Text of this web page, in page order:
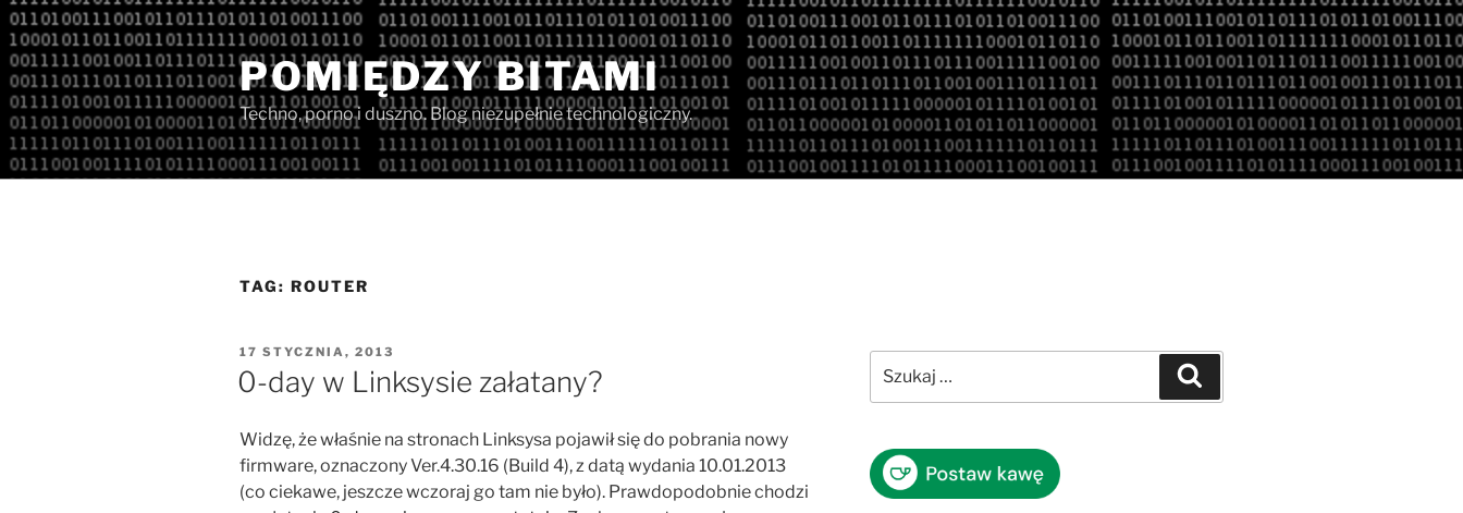
Przejdź
do
treści
POMIĘDZY BITAMI
Techno, porno i duszno. Blog niezupełnie technologiczny.
TAG: ROUTER
OPUBLIKOWANE
W
17 STYCZNIA, 2013
0-day w Linksysie załatany?
Widzę, że właśnie na stronach Linksysa pojawił się do pobrania nowy
firmware, oznaczony Ver.4.30.16 (Build 4) , z datą wydania 10.01.2013
(co ciekawe, jeszcze wczoraj go tam nie było). Prawdopodobnie chodzi